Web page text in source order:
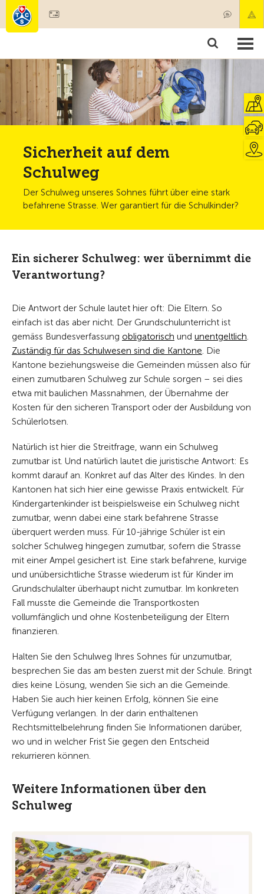
Mitgliedschaft & Leistungen
Test, Sicherheit & Gesundheit
Sicherheit auf dem
Schulweg
Der Schulweg unseres Sohnes führt über eine stark
befahrene Strasse. Wer garantiert für die Schulkinder?
Ein sicherer Schulweg: wer übernimmt die
Verantwortung?
Die Antwort der Schule lautet hier oft: Die Eltern. So
einfach ist das aber nicht. Der Grundschulunterricht ist
gemäss Bundesverfassung obligatorisch und unentgeltlich.
Zuständig für das Schulwesen sind die Kantone. Die
Kantone beziehungsweise die Gemeinden müssen also für
einen zumutbaren Schulweg zur Schule sorgen – sei dies
etwa mit baulichen Massnahmen, der Übernahme der
Kosten für den sicheren Transport oder der Ausbildung von
Schülerlotsen.
Natürlich ist hier die Streitfrage, wann ein Schulweg
zumutbar ist. Und natürlich lautet die juristische Antwort: Es
kommt darauf an. Konkret auf das Alter des Kindes. In den
Kantonen hat sich hier eine gewisse Praxis entwickelt. Für
Kindergartenkinder ist beispielsweise ein Schulweg nicht
zumutbar, wenn dabei eine stark befahrene Strasse
überquert werden muss. Für 10-jährige Schüler ist ein
solcher Schulweg hingegen zumutbar, sofern die Strasse
mit einer Ampel gesichert ist. Eine stark befahrene, kurvige
und unübersichtliche Strasse wiederum ist für Kinder im
Grundschulalter überhaupt nicht zumutbar. Im konkreten
Fall musste die Gemeinde die Transportkosten
vollumfänglich und ohne Kostenbeteiligung der Eltern
finanzieren.
Halten Sie den Schulweg Ihres Sohnes für unzumutbar,
besprechen Sie das am besten zuerst mit der Schule. Bringt
dies keine Lösung, wenden Sie sich an die Gemeinde.
Haben Sie auch hier keinen Erfolg, können Sie eine
Verfügung verlangen. In der darin enthaltenen
Rechtsmittelbelehrung finden Sie Informationen darüber,
wo und in welcher Frist Sie gegen den Entscheid
rekurrieren können.
Weitere Informationen über den
Schulweg